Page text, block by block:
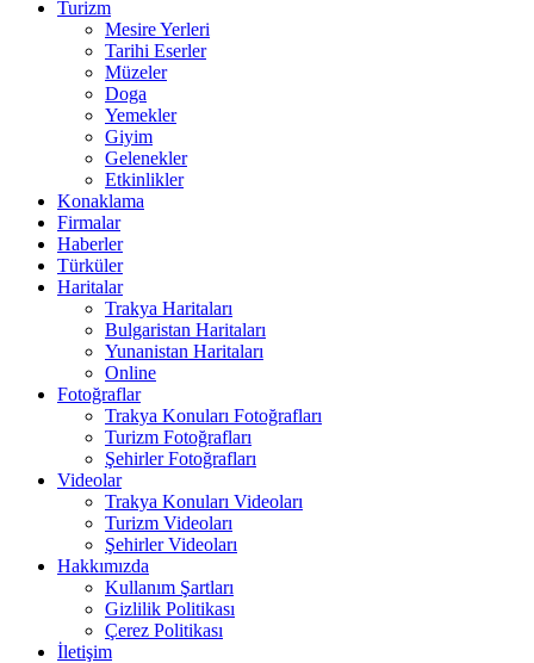
Turizm
Mesire Yerleri
Tarihi Eserler
Müzeler
Doga
Yemekler
Giyim
Gelenekler
Etkinlikler
Konaklama
Firmalar
Haberler
Türküler
Haritalar
Trakya Haritaları
Bulgaristan Haritaları
Yunanistan Haritaları
Online
Fotoğraflar
Trakya Konuları Fotoğrafları
Turizm Fotoğrafları
Şehirler Fotoğrafları
Videolar
Trakya Konuları Videoları
Turizm Videoları
Şehirler Videoları
Hakkımızda
Kullanım Şartları
Gizlilik Politikası
Çerez Politikası
İletişim